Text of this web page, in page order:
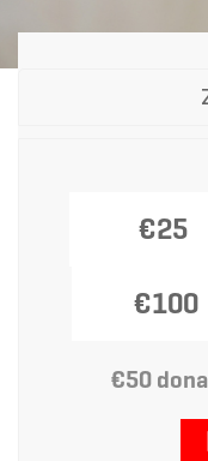
€25
€100
€50